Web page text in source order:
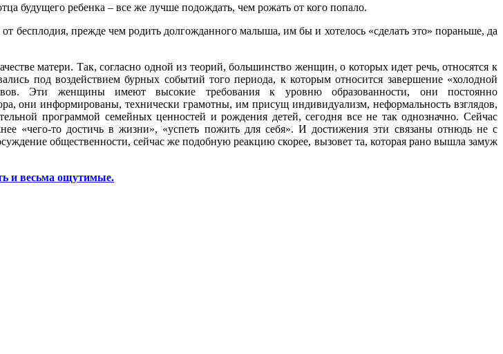
будущего ребенка – все же лучше подождать, чем рожать от кого попало.
бесплодия, прежде чем родить долгожданного малыша, им бы и хотелось «сделать это» пораньше, да
матери. Так, согласно одной из теорий, большинство женщин, о которых идет речь, относятся к
под воздействием бурных событий того периода, к которым относится завершение «холодной
Эти женщины имеют высокие требования к уровню образованности, они постоянно
они информированы, технически грамотны, им присущ индивидуализм, неформальность взглядов,
программой семейных ценностей и рождения детей, сегодня все не так однозначно. Сейчас
«чего-то достичь в жизни», «успеть пожить для себя». И достижения эти связаны отнюдь не с
общественности, сейчас же подобную реакцию скорее, вызовет та, которая рано вышла замуж
и весьма ощутимые.